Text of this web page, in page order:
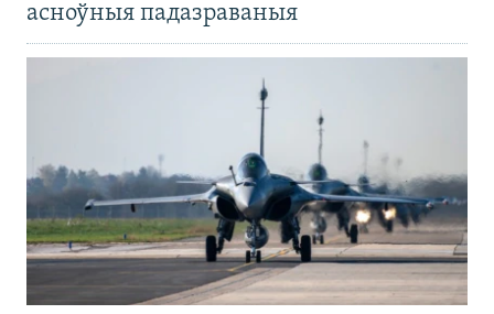
асноўныя падазраваныя